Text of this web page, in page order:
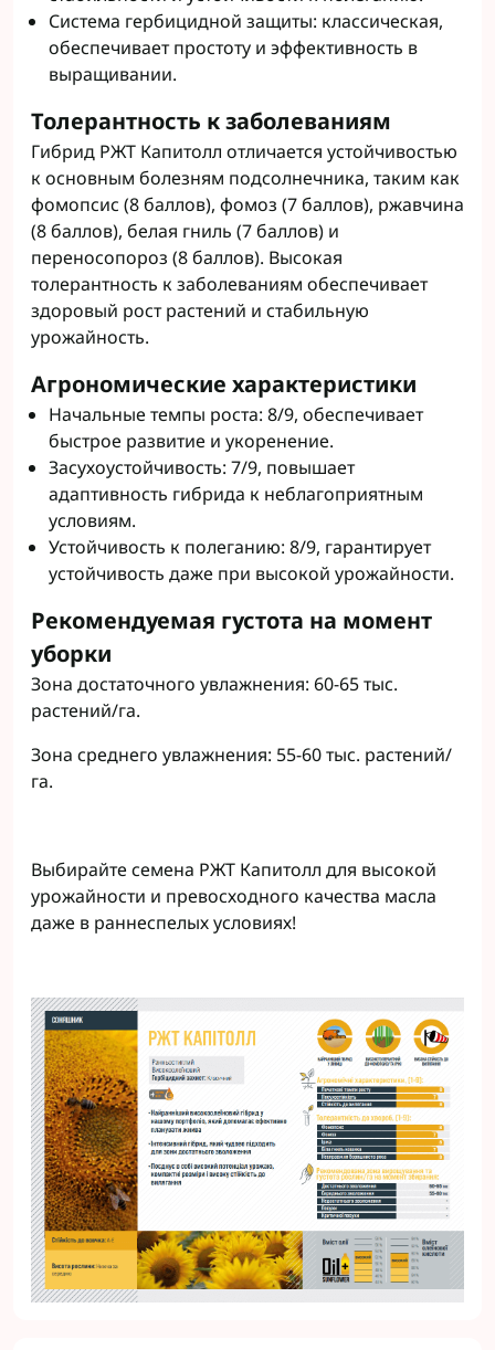
Система гербицидной защиты: классическая,
обеспечивает простоту и эффективность в
выращивании.
Толерантность к заболеваниям
Гибрид РЖТ Капитолл отличается устойчивостью
к основным болезням подсолнечника, таким как
фомопсис (8 баллов), фомоз (7 баллов), ржавчина
(8 баллов), белая гниль (7 баллов) и
переносопороз (8 баллов). Высокая
толерантность к заболеваниям обеспечивает
здоровый рост растений и стабильную
урожайность.
Агрономические характеристики
Начальные темпы роста: 8/9, обеспечивает
быстрое развитие и укоренение.
Засухоустойчивость: 7/9, повышает
адаптивность гибрида к неблагоприятным
условиям.
Устойчивость к полеганию: 8/9, гарантирует
устойчивость даже при высокой урожайности.
Рекомендуемая густота на момент
уборки
Зона достаточного увлажнения: 60-65 тыс.
растений/га.
Зона среднего увлажнения: 55-60 тыс. растений/
га.
Выбирайте семена РЖТ Капитолл для высокой
урожайности и превосходного качества масла
даже в раннеспелых условиях!